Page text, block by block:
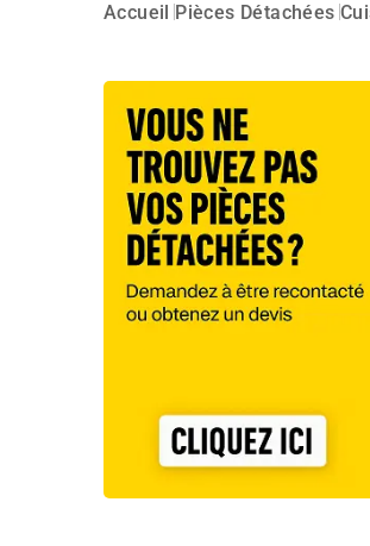
Accueil Pièces Détachées